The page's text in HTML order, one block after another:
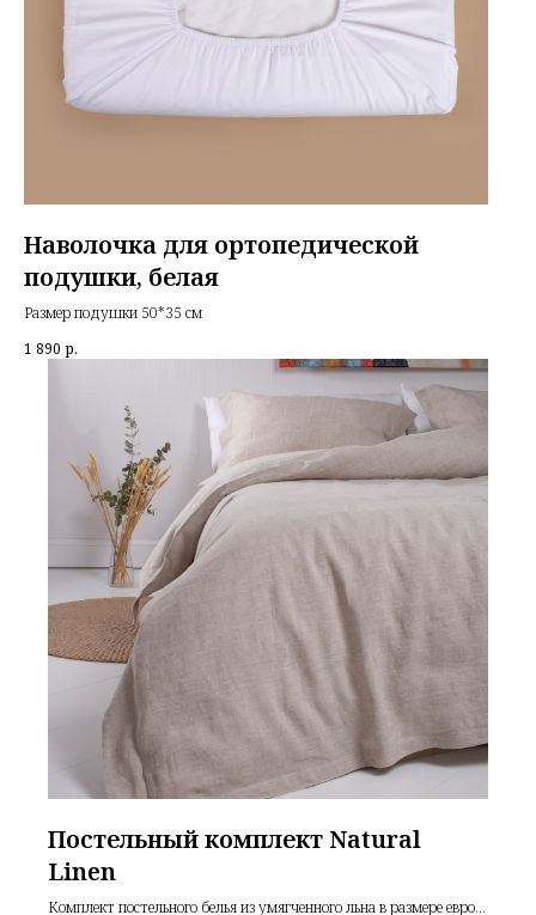
Наволочка для ортопедической
подушки, белая
Размер подушки 50*35 см
1 890 р.
Постельный комплект Natural
Linen
Комплект постельного белья из умягченного льна в размере евро.